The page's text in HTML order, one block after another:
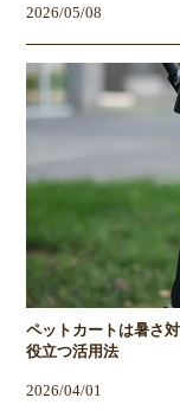
2026/05/08
ペットカートは暑さ
役立つ活用法
2026/04/01